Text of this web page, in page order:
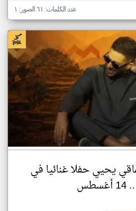
عدد الكلمات: ٦١ الصور: ١
يحيي حفلا غنائيا في